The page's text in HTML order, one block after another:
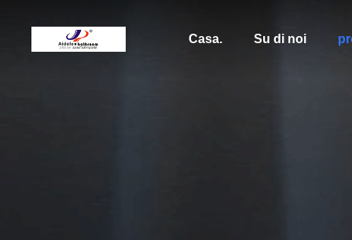
Casa. Su di noi